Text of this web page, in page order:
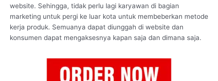
website. Sehingga, tidak perlu lagi karyawan di bagian
marketing untuk pergi ke luar kota untuk membeberkan metode
kerja produk. Semuanya dapat diunggah di website dan
konsumen dapat mengaksesnya kapan saja dan dimana saja.